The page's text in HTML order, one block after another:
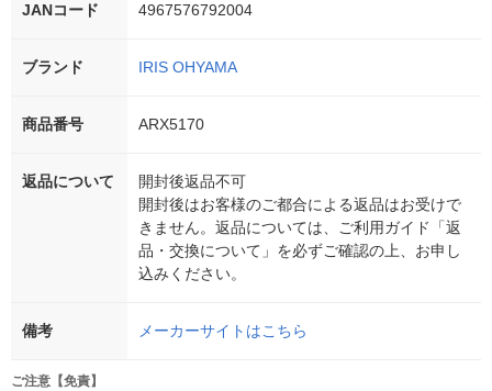
JANコード 4967576792004
ブランド IRIS OHYAMA
商品番号 ARX5170
返品について
開封後返品不可
開封後はお客様のご都合による返品はお受けで
きません。返品については、ご利用ガイド「返
品・交換について」を必ずご確認の上、お申し
込みください。
備考 メーカーサイトはこちら
ご注意【免責】